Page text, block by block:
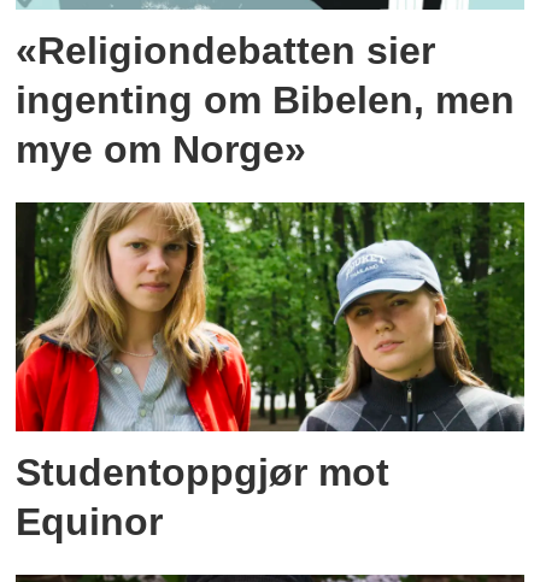
«Religiondebatten sier
ingenting om Bibelen, men
mye om Norge»
Studentoppgjør mot
Equinor